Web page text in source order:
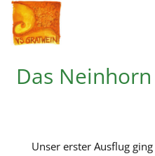
Das Neinhorn
Unser erster Ausflug